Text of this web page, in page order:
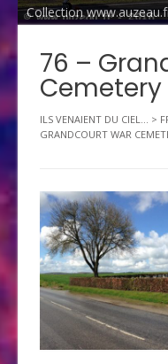
Collection
76 –
Cemetery
ILS VENAIENT DU CIEL... >
GRANDCOURT WAR